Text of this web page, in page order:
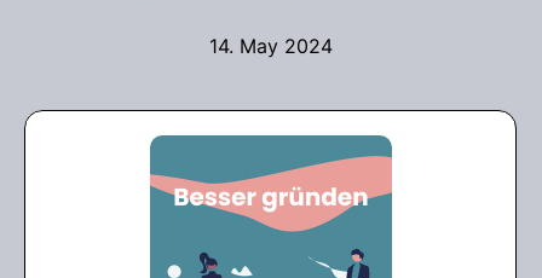
14. May 2024